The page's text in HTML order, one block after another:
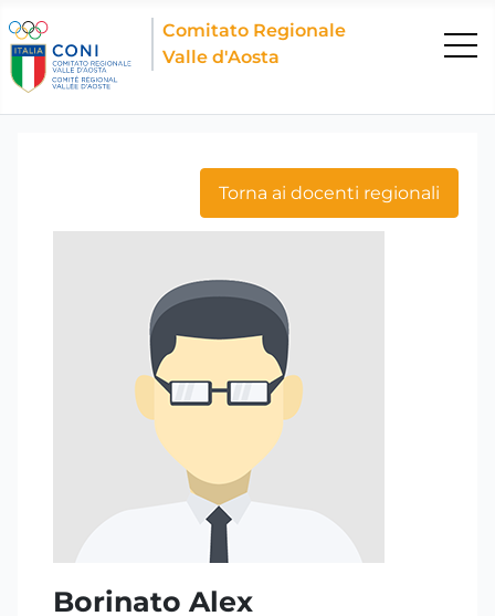
Comitato Regionale
Valle d'Aosta
Torna ai docenti regionali
Borinato Alex